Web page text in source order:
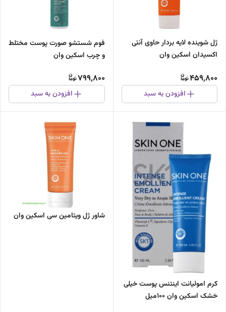
ژل شوینده لایه بردار حاوی آنتی
اکسیدان اسکین وان
459,800
افزودن به سبد
فوم شستشو صورت پوست مختلط
و چرب اسکین وان
799,800
افزودن به سبد
کرم امولیانت اینتنس پوست خیلی
خشک اسکین وان 100میل
شاور ژل ویتامین سی اسکین وان